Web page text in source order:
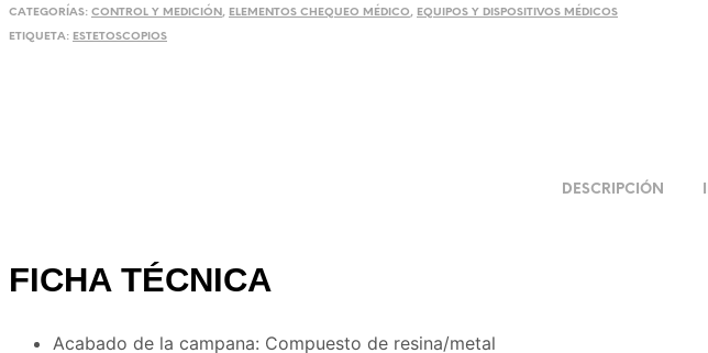
CATEGORÍAS: CONTROL Y MEDICIÓN , ELEMENTOS CHEQUEO MÉDICO, EQUIPOS Y DISPOSITIVOS MÉDICOS
ETIQUETA: ESTETOSCOPIOS
DESCRIPCIÓN
FICHA TÉCNICA
Acabado de la campana: Compuesto de resina/metal